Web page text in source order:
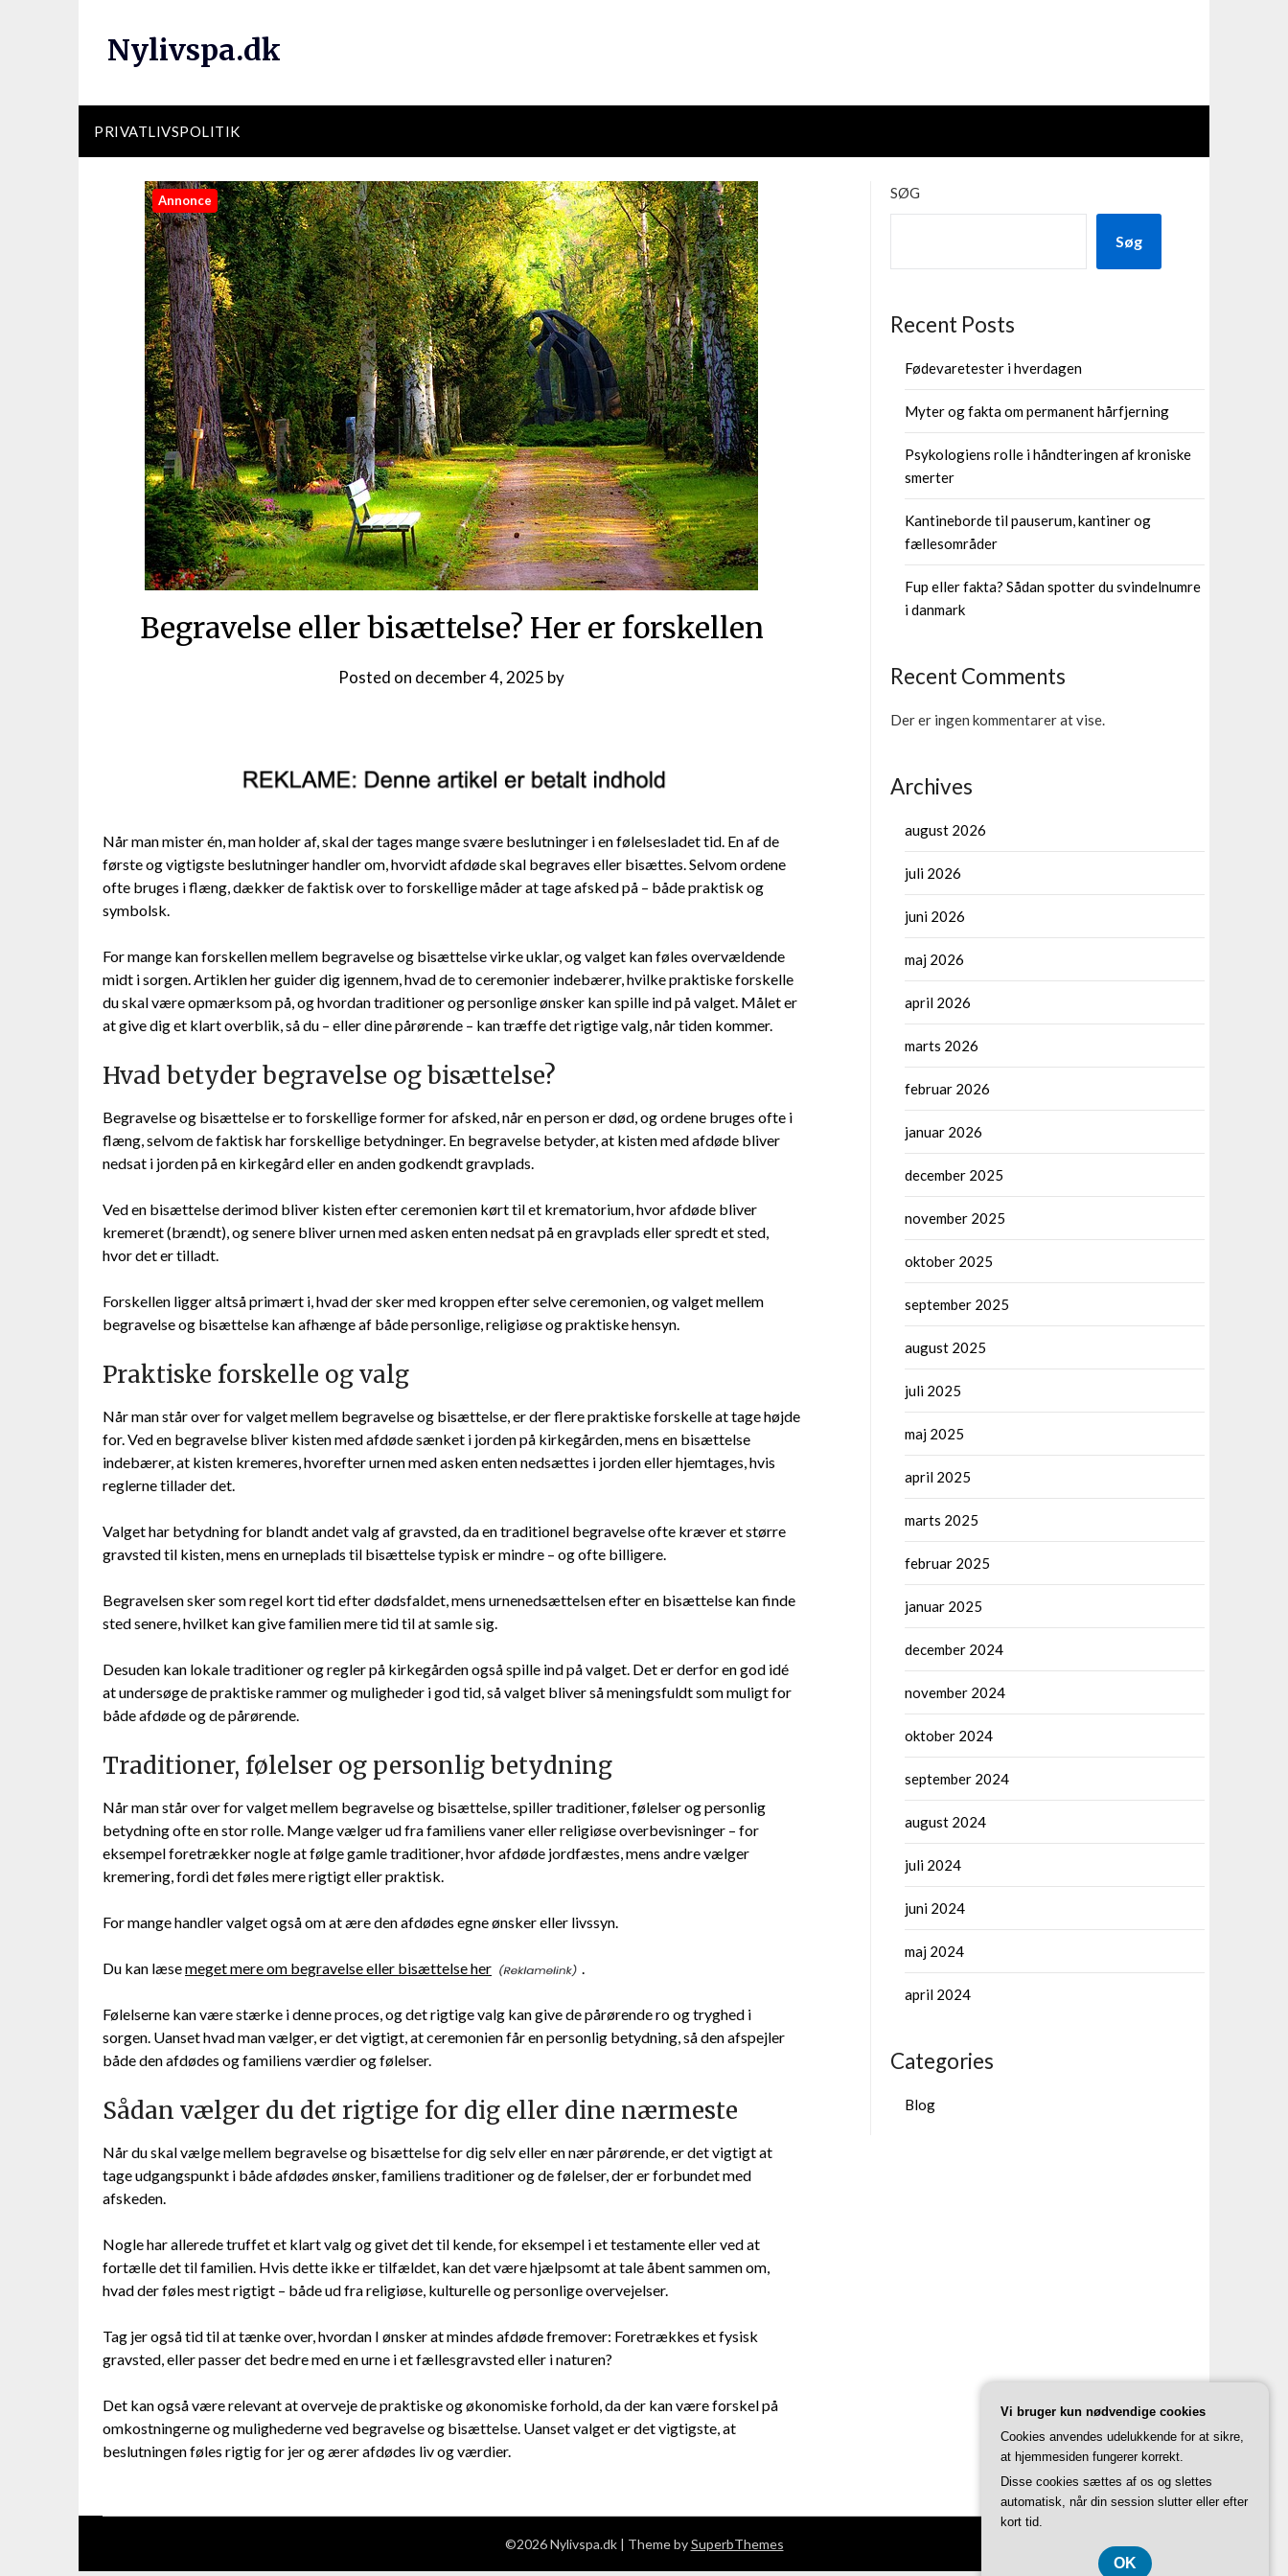
Nylivspa.dk
PRIVATLIVSPOLITIK
Annonce
Begravelse eller bisættelse? Her er forskellen
Posted on december 4, 2025 by
Når man mister én, man holder af, skal der tages mange svære beslutninger i en følelsesladet tid. En af de
første og vigtigste beslutninger handler om, hvorvidt afdøde skal begraves eller bisættes. Selvom ordene
ofte bruges i flæng, dækker de faktisk over to forskellige måder at tage afsked på – både praktisk og
symbolsk.
For mange kan forskellen mellem begravelse og bisættelse virke uklar, og valget kan føles overvældende
midt i sorgen. Artiklen her guider dig igennem, hvad de to ceremonier indebærer, hvilke praktiske forskelle
du skal være opmærksom på, og hvordan traditioner og personlige ønsker kan spille ind på valget. Målet er
at give dig et klart overblik, så du – eller dine pårørende – kan træffe det rigtige valg, når tiden kommer.
Hvad betyder begravelse og bisættelse?
Begravelse og bisættelse er to forskellige former for afsked, når en person er død, og ordene bruges ofte i
flæng, selvom de faktisk har forskellige betydninger. En begravelse betyder, at kisten med afdøde bliver
nedsat i jorden på en kirkegård eller en anden godkendt gravplads.
Ved en bisættelse derimod bliver kisten efter ceremonien kørt til et krematorium, hvor afdøde bliver
kremeret (brændt), og senere bliver urnen med asken enten nedsat på en gravplads eller spredt et sted,
hvor det er tilladt.
Forskellen ligger altså primært i, hvad der sker med kroppen efter selve ceremonien, og valget mellem
begravelse og bisættelse kan afhænge af både personlige, religiøse og praktiske hensyn.
Praktiske forskelle og valg
Når man står over for valget mellem begravelse og bisættelse, er der flere praktiske forskelle at tage højde
for. Ved en begravelse bliver kisten med afdøde sænket i jorden på kirkegården, mens en bisættelse
indebærer, at kisten kremeres, hvorefter urnen med asken enten nedsættes i jorden eller hjemtages, hvis
reglerne tillader det.
Valget har betydning for blandt andet valg af gravsted, da en traditionel begravelse ofte kræver et større
gravsted til kisten, mens en urneplads til bisættelse typisk er mindre – og ofte billigere.
Begravelsen sker som regel kort tid efter dødsfaldet, mens urnenedsættelsen efter en bisættelse kan finde
sted senere, hvilket kan give familien mere tid til at samle sig.
Desuden kan lokale traditioner og regler på kirkegården også spille ind på valget. Det er derfor en god idé
at undersøge de praktiske rammer og muligheder i god tid, så valget bliver så meningsfuldt som muligt for
både afdøde og de pårørende.
Traditioner, følelser og personlig betydning
Når man står over for valget mellem begravelse og bisættelse, spiller traditioner, følelser og personlig
betydning ofte en stor rolle. Mange vælger ud fra familiens vaner eller religiøse overbevisninger – for
eksempel foretrækker nogle at følge gamle traditioner, hvor afdøde jordfæstes, mens andre vælger
kremering, fordi det føles mere rigtigt eller praktisk.
For mange handler valget også om at ære den afdødes egne ønsker eller livssyn.
Du kan læsemeget mere om begravelse eller bisættelse her .
Følelserne kan være stærke i denne proces, og det rigtige valg kan give de pårørende ro og tryghed i
sorgen. Uanset hvad man vælger, er det vigtigt, at ceremonien får en personlig betydning, så den afspejler
både den afdødes og familiens værdier og følelser.
Sådan vælger du det rigtige for dig eller dine nærmeste
Når du skal vælge mellem begravelse og bisættelse for dig selv eller en nær pårørende, er det vigtigt at
tage udgangspunkt i både afdødes ønsker, familiens traditioner og de følelser, der er forbundet med
afskeden.
Nogle har allerede truffet et klart valg og givet det til kende, for eksempel i et testamente eller ved at
fortælle det til familien. Hvis dette ikke er tilfældet, kan det være hjælpsomt at tale åbent sammen om,
hvad der føles mest rigtigt – både ud fra religiøse, kulturelle og personlige overvejelser.
Tag jer også tid til at tænke over, hvordan I ønsker at mindes afdøde fremover: Foretrækkes et fysisk
gravsted, eller passer det bedre med en urne i et fællesgravsted eller i naturen?
Det kan også være relevant at overveje de praktiske og økonomiske forhold, da der kan være forskel på
omkostningerne og mulighederne ved begravelse og bisættelse. Uanset valget er det vigtigste, at
beslutningen føles rigtig for jer og ærer afdødes liv og værdier.
SØG
Søg
Recent Posts
Fødevaretester i hverdagen
Myter og fakta om permanent hårfjerning
Psykologiens rolle i håndteringen af kroniske
smerter
Kantineborde til pauserum, kantiner og
fællesområder
Fup eller fakta? Sådan spotter du svindelnumre
i danmark
Recent Comments
Der er ingen kommentarer at vise.
Archives
august 2026
juli 2026
juni 2026
maj 2026
april 2026
marts 2026
februar 2026
januar 2026
december 2025
november 2025
oktober 2025
september 2025
august 2025
juli 2025
maj 2025
april 2025
marts 2025
februar 2025
januar 2025
december 2024
november 2024
oktober 2024
september 2024
august 2024
juli 2024
juni 2024
maj 2024
april 2024
Categories
Blog
©2026 Nylivspa.dk | Theme bySuperbThemes
Vi bruger kun nødvendige cookies
Cookies anvendes udelukkende for at sikre,
at hjemmesiden fungerer korrekt.
Disse cookies sættes af os og slettes
automatisk, når din session slutter eller efter
kort tid.
OK